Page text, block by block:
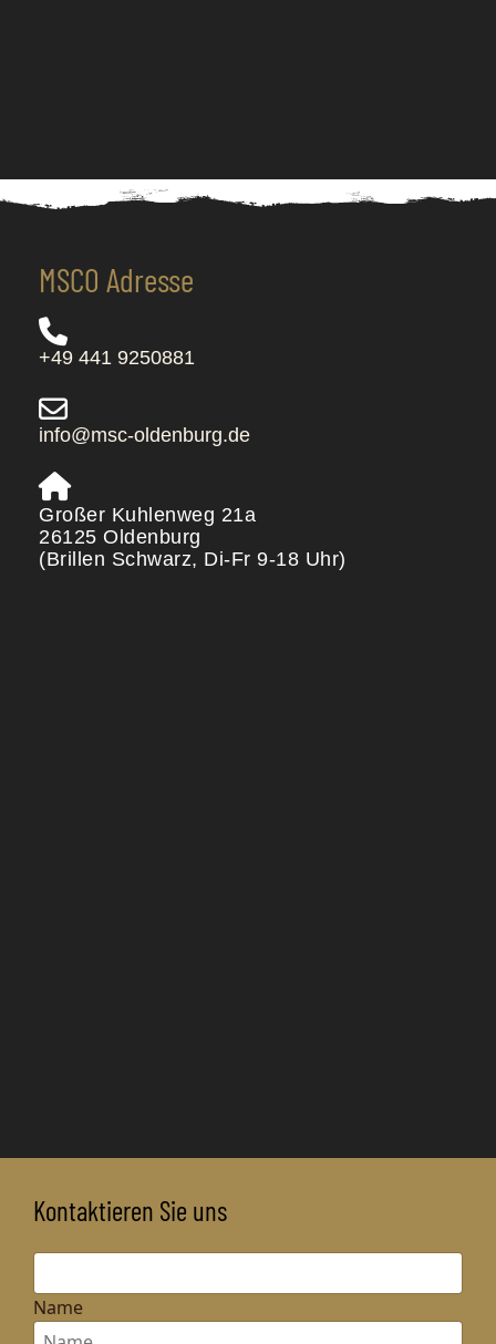
MSCO Adresse
+49 441 9250881
info@msc-oldenburg.de
Großer Kuhlenweg 21a
26125 Oldenburg
(Brillen Schwarz, Di-Fr 9-18 Uhr)
Kontaktieren Sie uns
Name